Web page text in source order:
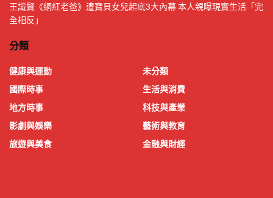
王識賢《網紅老爸》遭寶貝女兒起底3大內幕 本人親曝現實生活「完
全相反」
分類
健康與運動
國際時事
地方時事
影劇與娛樂
旅遊與美食
未分類
生活與消費
科技與產業
藝術與教育
金融與財經